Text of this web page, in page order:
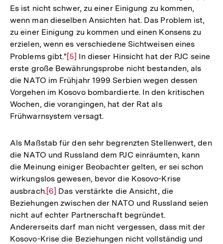
Es ist nicht schwer, zu einer Einigung zu kommen,
wenn man dieselben Ansichten hat. Das Problem ist,
zu einer Einigung zu kommen und einen Konsens zu
erzielen, wenn es verschiedene Sichtweisen eines
Problems gibt."Zur
Auflösung
der
Fußnote
[5] In dieser Hinsicht hat der PJC seine
erste große Bewährungsprobe nicht bestanden, als
die NATO im Frühjahr 1999 Serbien wegen dessen
Vorgehen im Kosovo bombardierte. In den kritischen
Wochen, die vorangingen, hat der Rat als
Frühwarnsystem versagt.
Als Maßstab für den sehr begrenzten Stellenwert, den
die NATO und Russland dem PJC einräumten, kann
die Meinung einiger Beobachter gelten, er sei schon
wirkungslos gewesen, bevor die Kosovo-Krise
ausbrach.Zur
Auflösung
der
Fußnote
[6] Das verstärkte die Ansicht, die
Beziehungen zwischen der NATO und Russland seien
nicht auf echter Partnerschaft begründet.
Andererseits darf man nicht vergessen, dass mit der
Kosovo-Krise die Beziehungen nicht vollständig und